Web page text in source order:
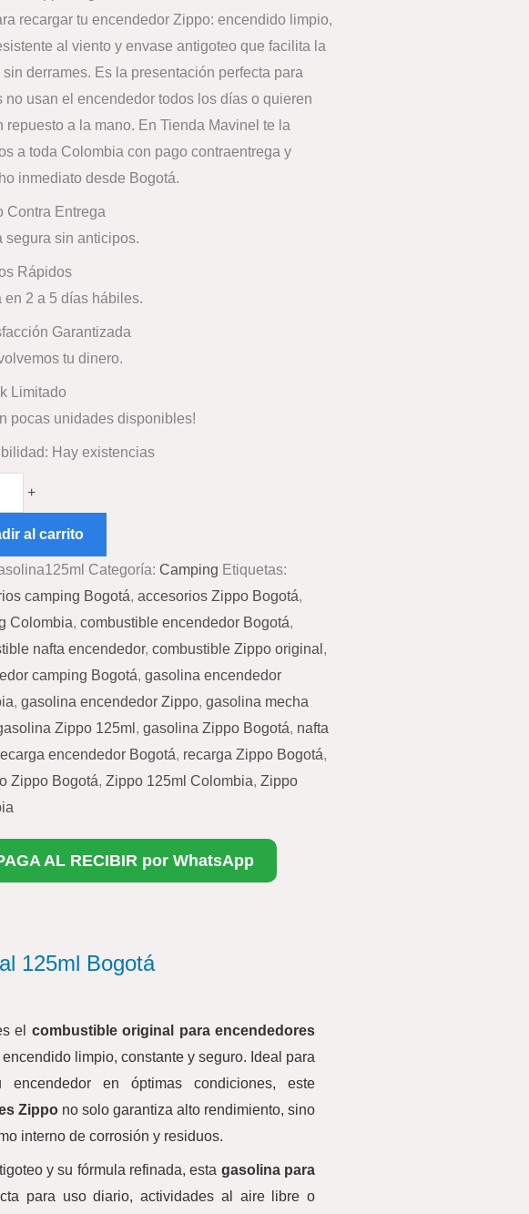
recargar tu encendedor Zippo: encendido limpio,
al viento y envase antigoteo que facilita la
sin derrames. Es la presentación perfecta para
no usan el encendedor todos los días o quieren
repuesto a la mano. En Tienda Mavinel te la
a toda Colombia con pago contraentrega y
inmediato desde Bogotá.
Contra Entrega
segura sin anticipos.
Rápidos
en 2 a 5 días hábiles.
Garantizada
tu dinero.
Limitado
pocas unidades disponibles!
Hay existencias
+
al carrito
Categoría: Camping Etiquetas:
camping Bogotá, accesorios Zippo Bogotá,
Colombia, combustible encendedor Bogotá,
nafta encendedor, combustible Zippo original ,
camping Bogotá, gasolina encendedor
, gasolina encendedor Zippo, gasolina mecha
Zippo 125ml , gasolina Zippo Bogotá, nafta
encendedor Bogotá, recarga Zippo Bogotá,
Zippo Bogotá, Zippo 125ml Colombia, Zippo
AL RECIBIR por WhatsApp
125ml Bogotá
el combustible original para encendedores
limpio, constante y seguro. Ideal para
encendedor en óptimas condiciones, este
Zippono solo garantiza alto rendimiento, sino
interno de corrosión y residuos.
y su fórmula refinada, esta gasolina para
para uso diario, actividades al aire libre o